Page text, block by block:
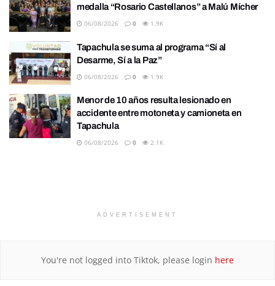
medalla “Rosario Castellanos” a Malú Mícher
06/08/2026 0 1.9K
Tapachula se suma al programa “Sí al
Desarme, Sí a la Paz”
06/08/2026 0 1.9K
Menor de 10 años resulta lesionado en
accidente entre motoneta y camioneta en
Tapachula
06/08/2026 0 2.1K
ADVERTISEMENT
You're not logged into Tiktok, please login here